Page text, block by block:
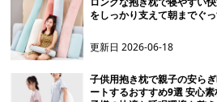
をしっかり支えて朝までぐ
更新日2026-06-18
子供用抱き枕で親子の安ら
ートするおすすめ9選 安心